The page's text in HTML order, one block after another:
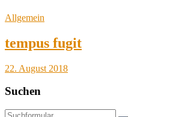
Allgemein
tempus fugit
22. August 2018
Suchen